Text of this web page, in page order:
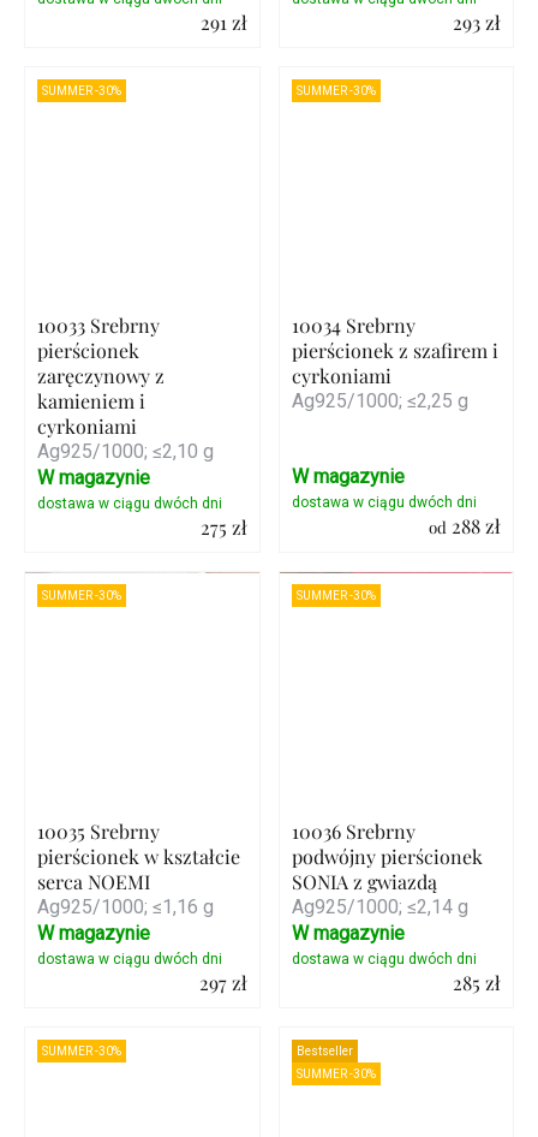
291 zł 293 zł
SUMMER -30%
10033 Srebrny
pierścionek
zaręczynowy z
kamieniem i
cyrkoniami
Ag925/1000; ≤2,10 g
275 zł
Szczegóły
W magazynie
SUMMER -30%
10034 Srebrny
pierścionek z szafirem i
cyrkoniami
Ag925/1000; ≤2,25 g
od 288 zł
Szczegóły
W magazynie
SUMMER -30%
10035 Srebrny
pierścionek w kształcie
serca NOEMI
Ag925/1000; ≤1,16 g
297 zł
W magazynie
SUMMER -30%
10036 Srebrny
podwójny pierścionek
SONIA z gwiazdą
Ag925/1000; ≤2,14 g
285 zł
W magazynie
SUMMER -30%
Bestseller
SUMMER -30%